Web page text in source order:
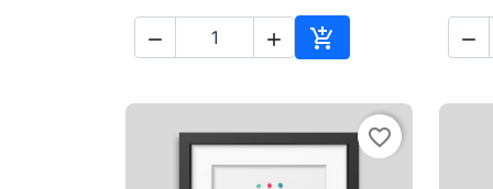
  
Dodaj do koszyka

favorite_border